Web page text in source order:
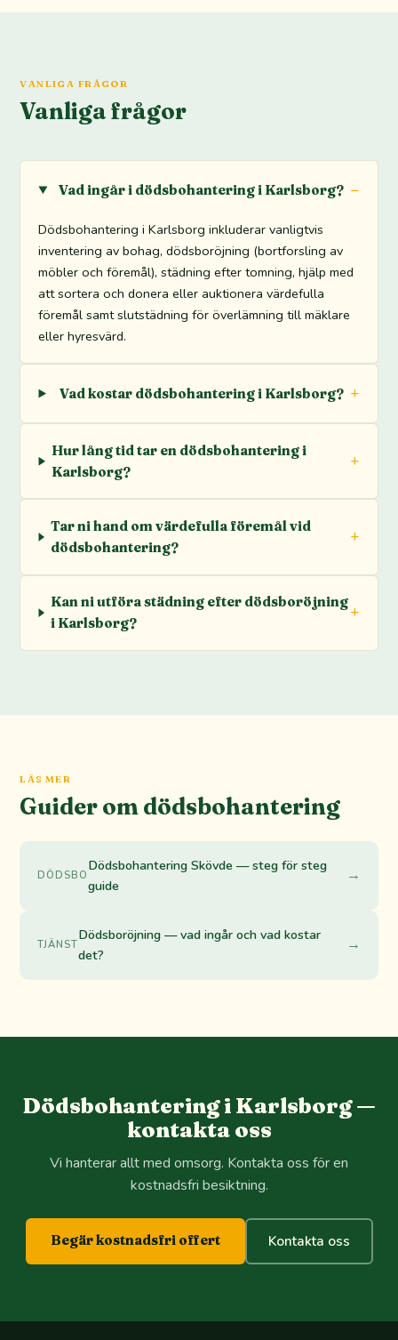
VANLIGA FRÅGOR
Vanliga frågor
Vad ingår i dödsbohantering i Karlsborg?
Dödsbohantering i Karlsborg inkluderar vanligtvis
inventering av bohag, dödsboröjning (bortforsling av
möbler och föremål), städning efter tomning, hjälp med
att sortera och donera eller auktionera värdefulla
föremål samt slutstädning för överlämning till mäklare
eller hyresvärd.
Vad kostar dödsbohantering i Karlsborg?
Hur lång tid tar en dödsbohantering i
Karlsborg?
Tar ni hand om värdefulla föremål vid
dödsbohantering?
Kan ni utföra städning efter dödsboröjning
i Karlsborg?
LÄS MER
Guider om dödsbohantering
DÖDSBO
Dödsbohantering Skövde — steg för steg
guide
→
TJÄNST
Dödsboröjning — vad ingår och vad kostar
det?
→
Dödsbohantering i Karlsborg —
kontakta oss
Vi hanterar allt med omsorg. Kontakta oss för en
kostnadsfri besiktning.
Begär kostnadsfri offert Kontakta oss